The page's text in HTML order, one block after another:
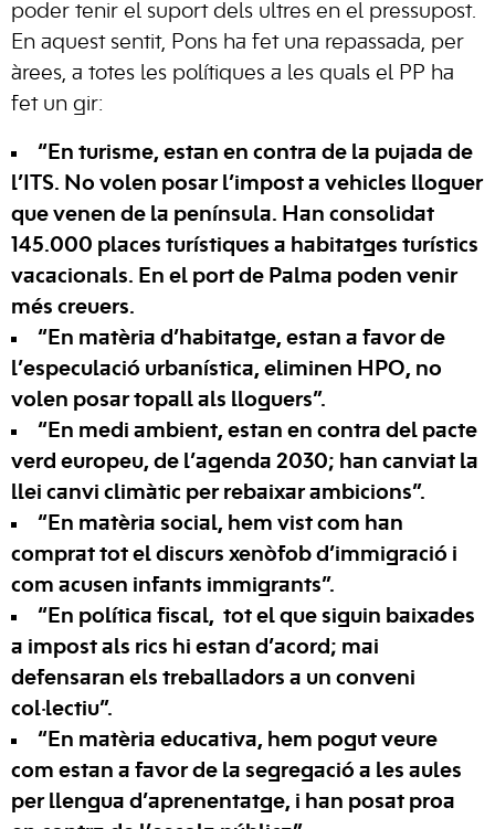
poder tenir el suport dels ultres en el pressupost.
En aquest sentit, Pons ha fet una repassada, per
àrees, a totes les polítiques a les quals el PP ha
fet un gir:
“En turisme, estan en contra de la pujada de
l’ITS. No volen posar l’impost a vehicles lloguer
que venen de la península. Han consolidat
145.000 places turístiques a habitatges turístics
vacacionals. En el port de Palma poden venir
més creuers.
“En matèria d’habitatge, estan a favor de
l’especulació urbanística, eliminen HPO, no
volen posar topall als lloguers”.
“En medi ambient, estan en contra del pacte
verd europeu, de l’agenda 2030; han canviat la
llei canvi climàtic per rebaixar ambicions”.
“En matèria social, hem vist com han
comprat tot el discurs xenòfob d’immigració i
com acusen infants immigrants”.
“En política fiscal, tot el que siguin baixades
a impost als rics hi estan d’acord; mai
defensaran els treballadors a un conveni
col·lectiu”.
“En matèria educativa, hem pogut veure
com estan a favor de la segregació a les aules
per llengua d’aprenentatge, i han posat proa